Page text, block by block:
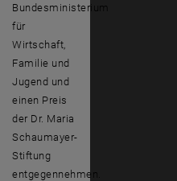
Bundesministerium
für
Wirtschaft,
Familie und
Jugend und
einen Preis
der Dr. Maria
Schaumayer-
Stiftung
entgegennehmen.